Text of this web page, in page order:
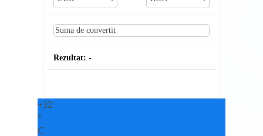
Rezultat: -
+32
°
C